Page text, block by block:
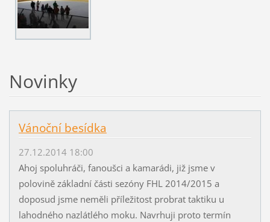
Novinky
Vánoční besídka
27.12.2014 18:00
Ahoj spoluhráči, fanoušci a kamarádi, již jsme v
polovině základní části sezóny FHL 2014/2015 a
doposud jsme neměli příležitost probrat taktiku u
lahodného nazlátlého moku. Navrhuji proto termín